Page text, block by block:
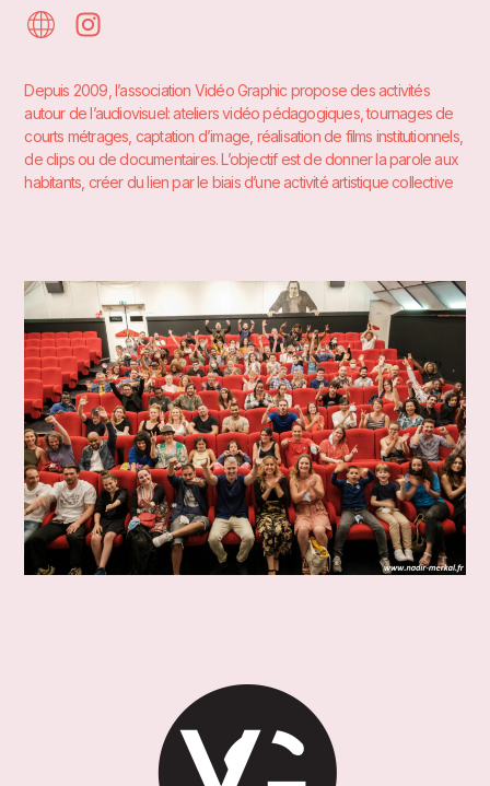
Depuis 2009, l’association Vidéo Graphic propose des activités
autour de l’audiovisuel: ateliers vidéo pédagogiques, tournages de
courts métrages, captation d’image, réalisation de films institutionnels,
de clips ou de documentaires. L’objectif est de donner la parole aux
habitants, créer du lien par le biais d’une activité artistique collective